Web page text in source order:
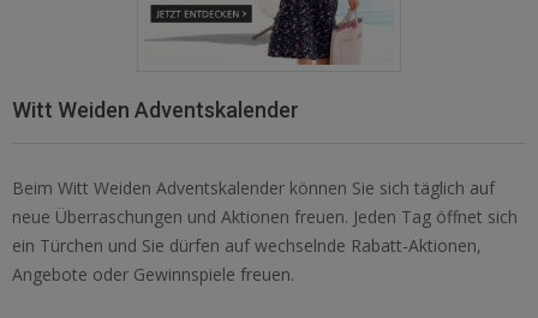
Witt Weiden Adventskalender
Beim Witt Weiden Adventskalender können Sie sich täglich auf
neue Überraschungen und Aktionen freuen. Jeden Tag öffnet sich
ein Türchen und Sie dürfen auf wechselnde Rabatt-Aktionen,
Angebote oder Gewinnspiele freuen.